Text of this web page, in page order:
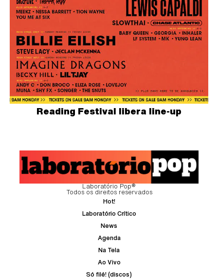
Reading Festival libera line-up
Laboratório Pop®
Todos os direitos reservados
Hot!
Laboratório Crítico
News
Agenda
Na Tela
Ao Vivo
Só filé! (discos)